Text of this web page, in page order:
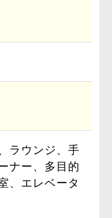
ラウンジ、手
ナー、多目的
、エレベータ